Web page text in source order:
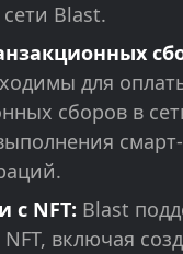
Blast.
для
сборов в
с NFT: Blast
включая